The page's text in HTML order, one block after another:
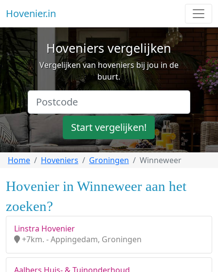
Hovenier.in
Hoveniers vergelijken
Vergelijken van hoveniers bij jou in de
buurt.
Start vergelijken!
Home Hoveniers Groningen Winneweer
Hovenier in Winneweer aan het
zoeken?
Linstra Hovenier
+7km. - Appingedam, Groningen